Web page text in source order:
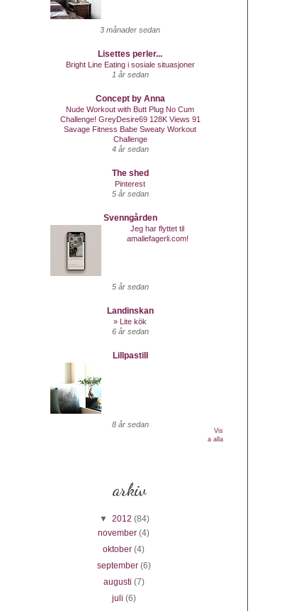
3 månader sedan
Lisettes perler...
Bright Line Eating i sosiale situasjoner
1 år sedan
Concept by Anna
Nude Workout with Butt Plug No Cum
Challenge! GreyDesire69 128K Views 91
Savage Fitness Babe Sweaty Workout
Challenge
4 år sedan
The shed
Pinterest
5 år sedan
Svenngården
Jeg har flyttet til
amaliefagerli.com!
5 år sedan
Landinskan
» Lite kök
6 år sedan
Lillpastill
8 år sedan
Vis
a alla
arkiv
▼ 2012 (84)
november(4)
oktober(4)
september (6)
augusti (7)
juli (6)